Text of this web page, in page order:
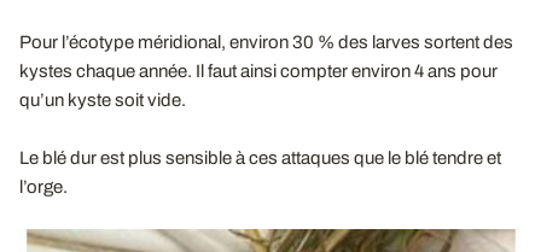
Pour l’écotype méridional, environ 30 % des larves sortent des
kystes chaque année. Il faut ainsi compter environ 4 ans pour
qu’un kyste soit vide.
Le blé dur est plus sensible à ces attaques que le blé tendre et
l’orge.